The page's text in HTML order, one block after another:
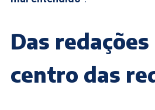
Das
centro das